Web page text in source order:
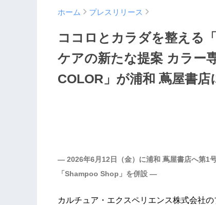
ホーム プレスリリース
ココロとカラダを整える
ケアの新たな提案 カラー
COLOR」が浦和 蔦屋書店
― 2026年6月12日（金）に浦和 蔦屋書店へ第1
「Shampoo Shop」を併設 ―
カルチュア・エクスペリエンス株式会社